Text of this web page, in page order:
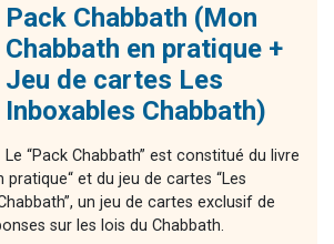
Pack Chabbath (Mon
Chabbath en pratique +
Jeu de cartes Les
Inboxables Chabbath)
Le “Pack Chabbath” est constitué du livre
pratique“ et du jeu de cartes “Les
un jeu de cartes exclusif de
sur les lois du Chabbath.